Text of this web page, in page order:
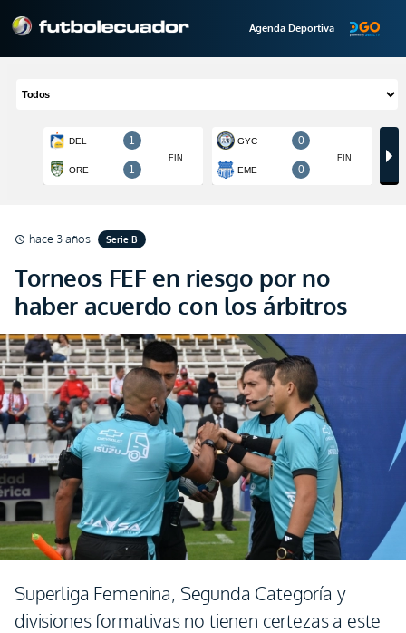
Agenda Deportiva
schedule hace 3 años Serie B
Torneos FEF en riesgo por no
haber acuerdo con los árbitros
Superliga Femenina, Segunda Categoría y
divisiones formativas no tienen certezas a este